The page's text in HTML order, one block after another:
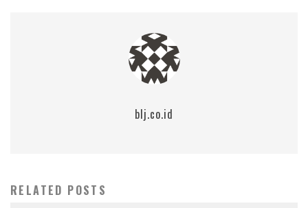
blj.co.id
RELATED POSTS